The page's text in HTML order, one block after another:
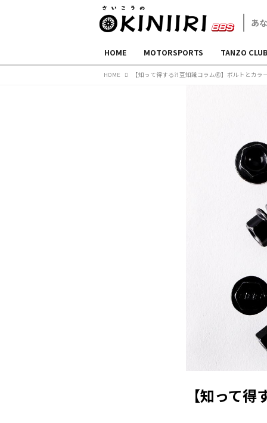
HOME MOTORSPORTS TANZO
HOME 【知って得する⁈ 豆知識コラム⑥】ボルトとカラ
【知って